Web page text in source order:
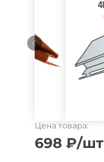
Цена товара:
698 ₽/шт